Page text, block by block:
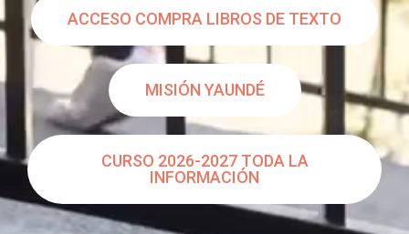
ACCESO COMPRA LIBROS DE TEXTO
MISIÓN YAUNDÉ
CURSO 2026-2027 TODA LA
INFORMACIÓN